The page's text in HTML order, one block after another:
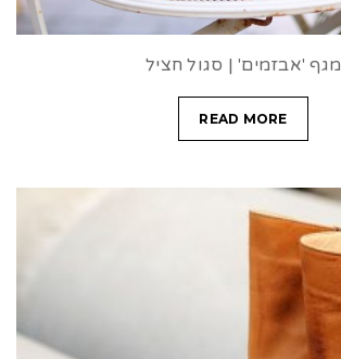
מגף 'אבזמים' | סגול חציל
READ MORE